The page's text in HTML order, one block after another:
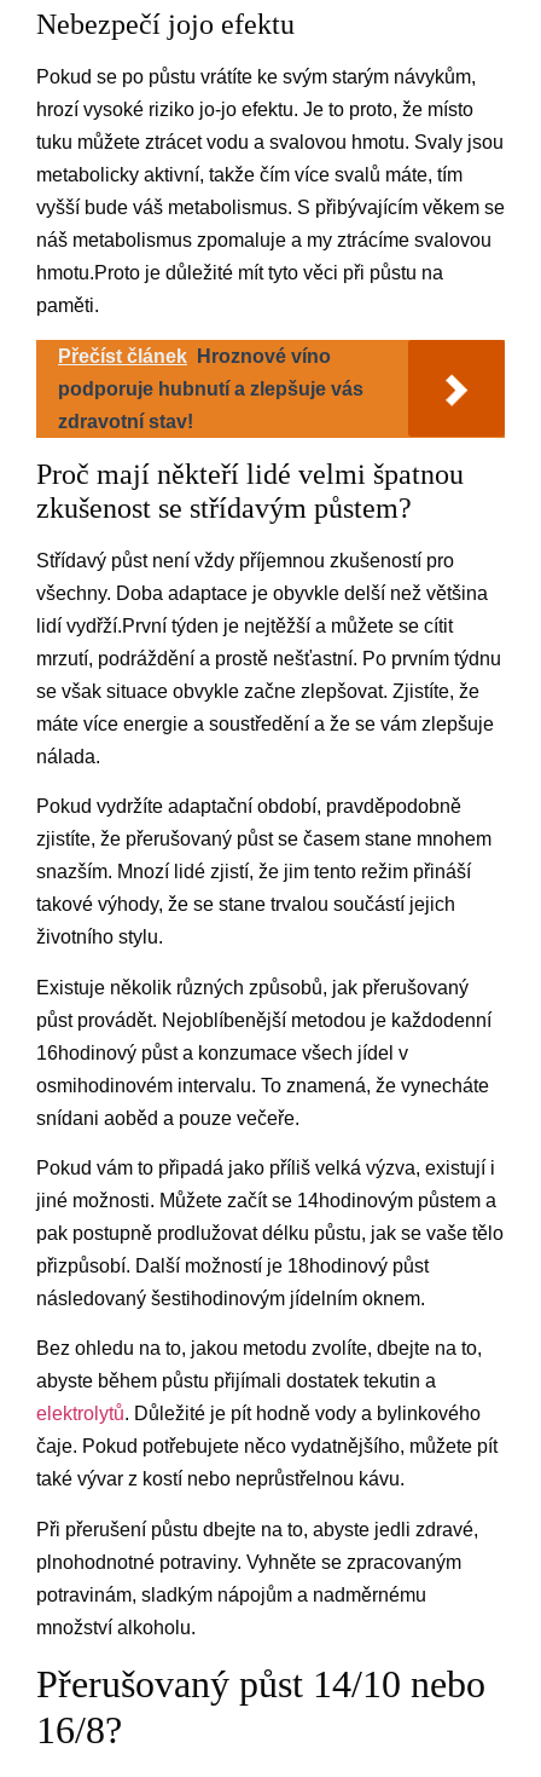
Nebezpečí jojo efektu
Pokud se po půstu vrátíte ke svým starým návykům,
hrozí vysoké riziko jo-jo efektu. Je to proto, že místo
tuku můžete ztrácet vodu a svalovou hmotu. Svaly jsou
metabolicky aktivní, takže čím více svalů máte, tím
vyšší bude váš metabolismus. S přibývajícím věkem se
náš metabolismus zpomaluje a my ztrácíme svalovou
hmotu.Proto je důležité mít tyto věci při půstu na
paměti.
Přečíst článek
Hroznové víno
podporuje hubnutí a zlepšuje vás
zdravotní stav!
Proč mají někteří lidé velmi špatnou
zkušenost se střídavým půstem?
Střídavý půst není vždy příjemnou zkušeností pro
všechny. Doba adaptace je obyvkle delší než většina
lidí vydřží.První týden je nejtěžší a můžete se cítit
mrzutí, podráždění a prostě nešťastní. Po prvním týdnu
se však situace obvykle začne zlepšovat. Zjistíte, že
máte více energie a soustředění a že se vám zlepšuje
nálada.
Pokud vydržíte adaptační období, pravděpodobně
zjistíte, že přerušovaný půst se časem stane mnohem
snazším. Mnozí lidé zjistí, že jim tento režim přináší
takové výhody, že se stane trvalou součástí jejich
životního stylu.
Existuje několik různých způsobů, jak přerušovaný
půst provádět. Nejoblíbenější metodou je každodenní
16hodinový půst a konzumace všech jídel v
osmihodinovém intervalu. To znamená, že vynecháte
snídani aoběd a pouze večeře.
Pokud vám to připadá jako příliš velká výzva, existují i
jiné možnosti. Můžete začít se 14hodinovým půstem a
pak postupně prodlužovat délku půstu, jak se vaše tělo
přizpůsobí. Další možností je 18hodinový půst
následovaný šestihodinovým jídelním oknem.
Bez ohledu na to, jakou metodu zvolíte, dbejte na to,
abyste během půstu přijímali dostatek tekutin a
elektrolytů. Důležité je pít hodně vody a bylinkového
čaje. Pokud potřebujete něco vydatnějšího, můžete pít
také vývar z kostí nebo neprůstřelnou kávu.
Při přerušení půstu dbejte na to, abyste jedli zdravé,
plnohodnotné potraviny. Vyhněte se zpracovaným
potravinám, sladkým nápojům a nadměrnému
množství alkoholu.
Přerušovaný půst 14/10 nebo
16/8?